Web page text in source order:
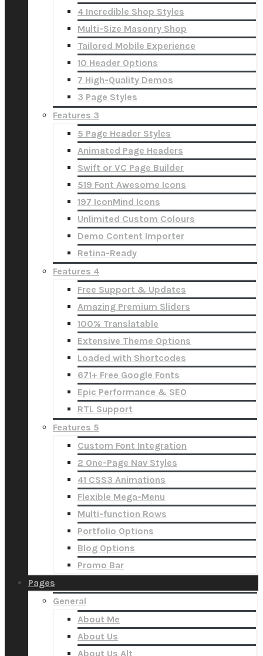
4 Incredible Shop Styles
Multi-Size Masonry Shop
Tailored Mobile Experience
10 Header Options
7 High-Quality Demos
3 Page Styles
Features 3
5 Page Header Styles
Animated Page Headers
Swift or VC Page Builder
519 Font Awesome Icons
197 IconMind Icons
Unlimited Custom Colours
Demo Content Importer
Retina-Ready
Features 4
Free Support & Updates
Amazing Premium Sliders
100% Translatable
Extensive Theme Options
Loaded with Shortcodes
671+ Free Google Fonts
Epic Performance & SEO
RTL Support
Features 5
Custom Font Integration
2 One-Page Nav Styles
41 CSS3 Animations
Flexible Mega-Menu
Multi-function Rows
Portfolio Options
Blog Options
Promo Bar
Pages
General
About Me
About Us
About Us Alt